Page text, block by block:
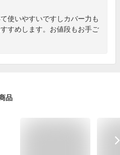
使いやすいですしカバー力も
すめします。お値段もお手ご
品